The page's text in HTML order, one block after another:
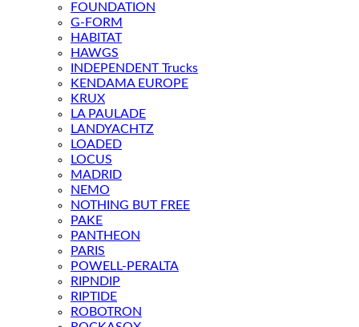
FOUNDATION
G-FORM
HABITAT
HAWGS
INDEPENDENT Trucks
KENDAMA EUROPE
KRUX
LA PAULADE
LANDYACHTZ
LOADED
LOCUS
MADRID
NEMO
NOTHING BUT FREE
PAKE
PANTHEON
PARIS
POWELL-PERALTA
RIPNDIP
RIPTIDE
ROBOTRON